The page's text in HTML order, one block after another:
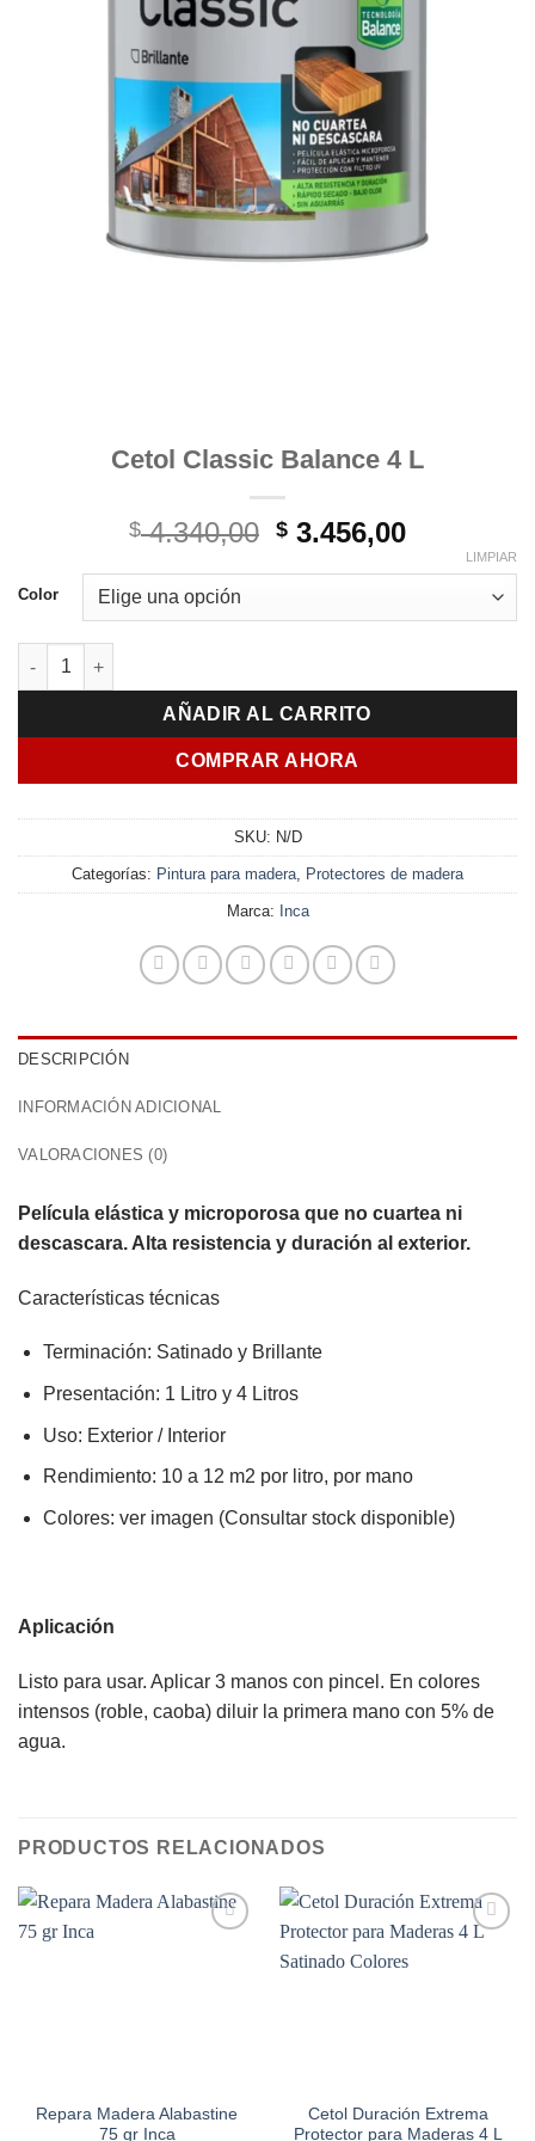
Cetol Classic Balance 4 L
$4.340,00 El
era:
$ 3.456,00El
precio
es:
Color
LIMPIAR
Cetol Classic Balance 4 L cantidad
AÑADIR AL CARRITO
COMPRAR AHORA
SKU: N/D
Categorías: Pintura para madera Protectores de madera
Marca: Inca
DESCRIPCIÓN
INFORMACIÓN ADICIONAL
VALORACIONES (0)
Película elástica y microporosa que no cuartea ni
descascara. Alta resistencia y duración al exterior.
Características técnicas
Terminación: Satinado y Brillante
Presentación: 1 Litro y 4 Litros
Uso: Exterior / Interior
Rendimiento: 10 a 12 m2 por litro, por mano
Colores: ver imagen (Consultar stock disponible)
Aplicación
Listo para usar. Aplicar 3 manos con pincel. En colores
intensos (roble, caoba) diluir la primera mano con 5% de
agua.
PRODUCTOS RELACIONADOS
Repara Madera Alabastine
75 gr Inca
Cetol Duración Extrema
Protector para Maderas 4 L